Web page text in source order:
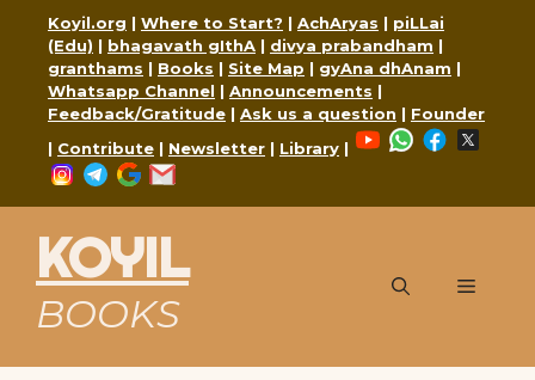
content
Koyil.org | Where to Start? | AchAryas | piLLai
(Edu) | bhagavath gIthA | divya prabandham |
granthams | Books | Site Map | gyAna dhAnam |
Whatsapp Channel | Announcements |
Feedback/Gratitude | Ask us a question | Founder
| Contribute | Newsletter | Library |
YouTubeWhatsApp
Facebook
Instagram
Telegram
Google
KOYIL
BOOKS
Menu